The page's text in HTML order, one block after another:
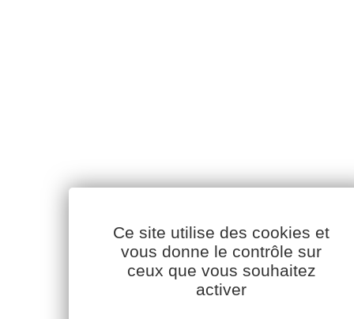
Ce site utilise des cookies et
vous donne le contrôle sur
ceux que vous souhaitez
activer